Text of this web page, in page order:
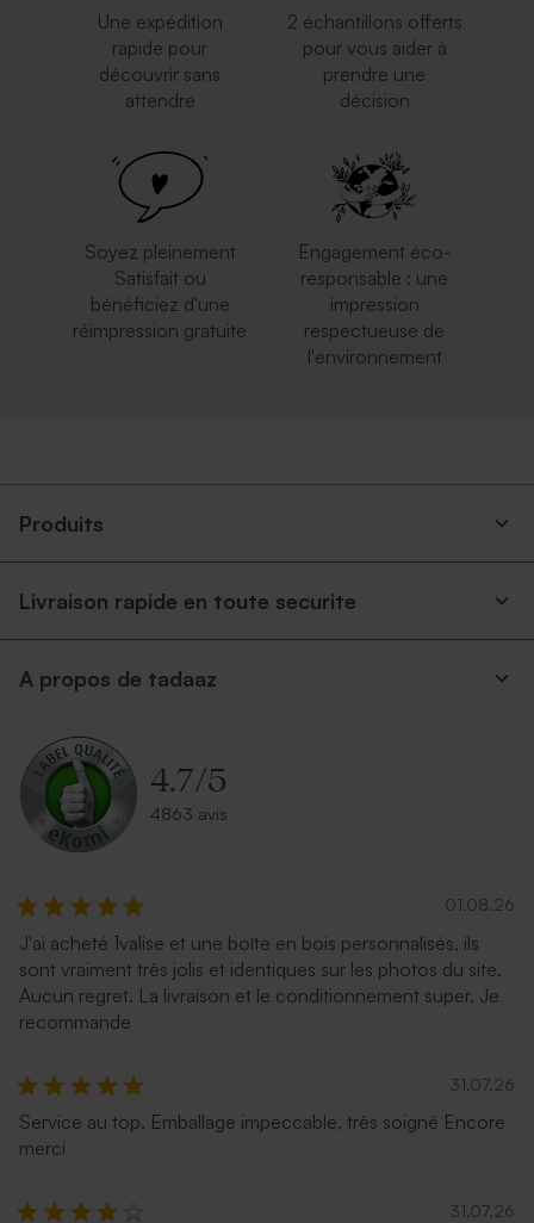
Une expédition
rapide pour
découvrir sans
attendre
2 échantillons offerts
pour vous aider à
prendre une
décision
Soyez pleinement
Satisfait ou
bénéficiez d'une
réimpression gratuite
Engagement éco-
responsable : une
impression
respectueuse de
l'environnement
Produits
Livraison rapide en toute securite
A propos de tadaaz
4.7/5
4863 avis
01.08.26
J'ai acheté 1valise et une boîte en bois personnalisés, ils
sont vraiment très jolis et identiques sur les photos du site.
Aucun regret. La livraison et le conditionnement super. Je
recommande
31.07.26
Service au top. Emballage impeccable, très soigné Encore
merci
31.07.26